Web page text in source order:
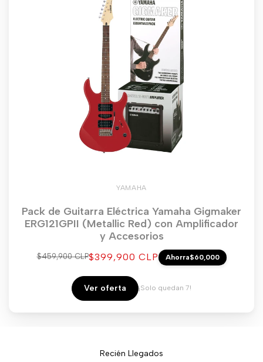
YAMAHA
Pack de Guitarra Eléctrica Yamaha Gigmaker
ERG121GPII (Metallic Red) con Amplificador
y Accesorios
Precio
$459,900 CLPPrecio
venta
$399,900 CLP Ahorra$60,000
Ver oferta ¡Solo quedan 7!
Recién Llegados